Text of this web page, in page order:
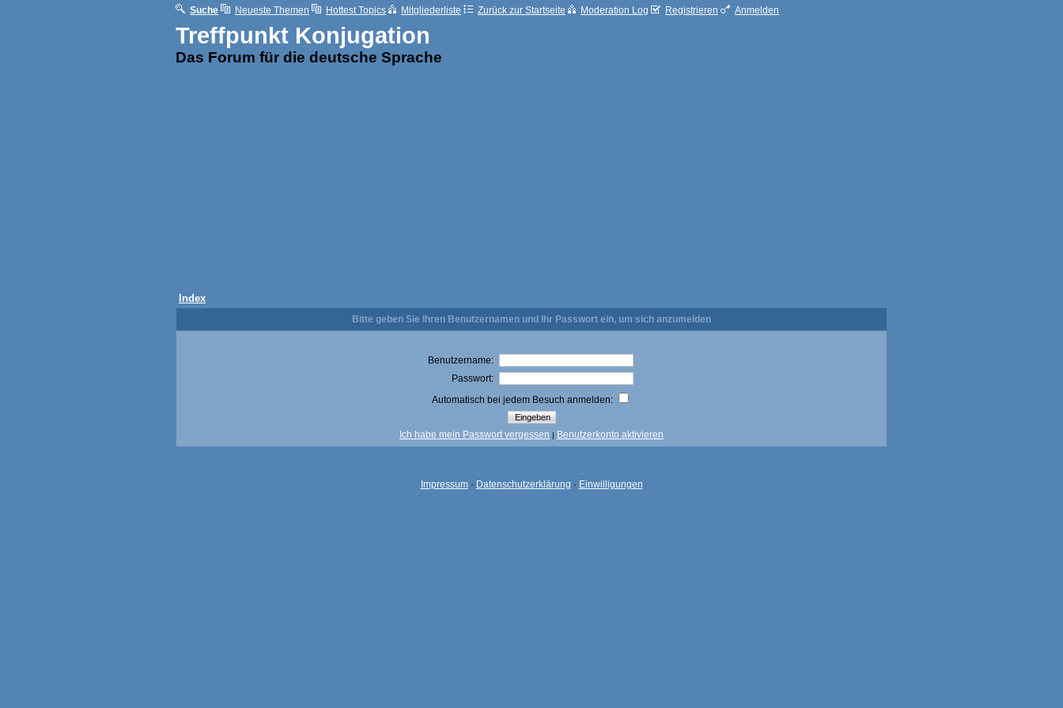
Suche Neueste Themen Hottest Topics Mitgliederliste Zurück zur Startseite Moderation Log Registrieren Anmelden
Treffpunkt Konjugation
Das Forum für die deutsche Sprache
Index
Bitte geben Sie Ihren Benutzernamen und Ihr Passwort ein, um sich anzumelden
Benutzername:
Passwort:
Automatisch bei jedem Besuch anmelden:
Ich habe mein Passwort vergessen | Benutzerkonto aktivieren
Impressum· Datenschutzerklärung · Einwilligungen